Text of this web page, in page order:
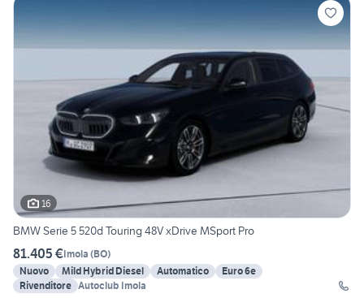
16
BMW Serie 5 520d Touring 48V xDrive MSport Pro
81.405 €Imola (BO)
Nuovo
Mild Hybrid Diesel Automatico
Euro 6e
Rivenditore Autoclub Imola